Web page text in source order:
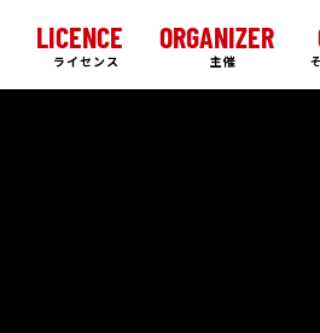
LICENCE
ライセンス
ORGANIZER
主催